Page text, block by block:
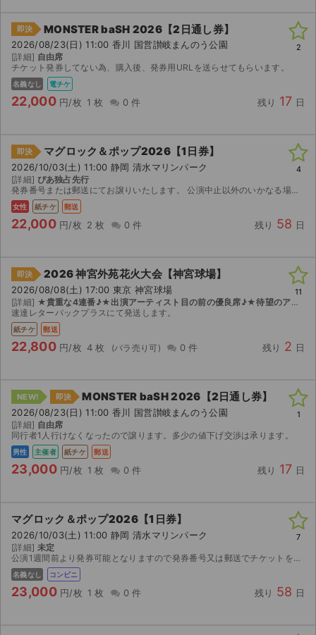
即決 MONSTER baSH 2026【2日通し券】
2026/08/23(日) 11:00 香川 国営讃岐まんのう公園
[詳細] 自由席
チケット発券してない為、購入後、発券用URLを送らせてもらいます。
名義なし 電チケ
22,000 円/枚 1 枚 0 件 残り 17 日
2
即決 マグロック＆ポップ2026【1日券】
2026/10/03(土) 11:00 静岡 清水マリンパーク
[詳細] ぴあ独占先行
発券番号または郵送にてお譲りいたします。 公演中止以外のいかなる場合もキャンセル不可です。
女性 紙チケ 郵送
22,000 円/枚 2 枚 0 件 残り 58 日
4
即決 2026 神宮外苑花火大会【神宮球場】
2026/08/08(土) 17:00 東京 神宮球場
[詳細] ★貴重な4連番♪★出演アーティスト目の前の優良席♪★待望のアリーナSS★Eブロック♪
速達レターパックプラスにて発送します。
紙チケ 郵送
22,800 円/枚 4 枚 0 件 残り 2 日
11
NEW! 即決 MONSTER baSH 2026【2日通し券】
2026/08/23(日) 11:00 香川 国営讃岐まんのう公園
[詳細] 自由席
同行者1人行けなくなったので譲ります。多少の値下げ交渉は承ります。
男性 主催者 紙チケ 郵送
23,000 円/枚 1 枚 0 件 残り 17 日
1
マグロック＆ポップ2026【1日券】
2026/10/03(土) 11:00 静岡 清水マリンパーク
[詳細] 未定
公演1週間前より発券可能となりますので発券番号又は郵送でチケットをお送りします。 チケットを受け取り次第速やかに受け取り通知をお願いします。 いかなる場合もキャンセル、返金は不可です。
名義なし コンビニ
23,000 円/枚 1 枚 0 件 残り 58 日
7